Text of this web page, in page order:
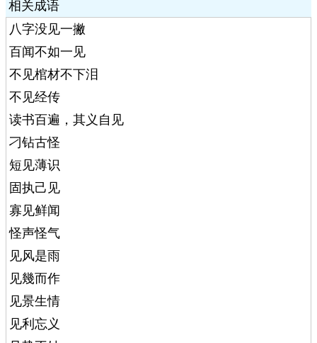
相关成语
八字没见一撇
百闻不如一见
不见棺材不下泪
不见经传
读书百遍，其义自见
刁钻古怪
短见薄识
固执己见
寡见鲜闻
怪声怪气
见风是雨
见幾而作
见景生情
见利忘义